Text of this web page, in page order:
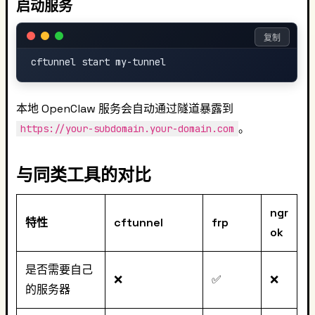
启动服务
复制
本地 OpenClaw 服务会自动通过隧道暴露到
https://your-subdomain.your-domain.com 。
与同类工具的对比
特性 cftunnel frp
ngr
ok
是否需要自己
的服务器
❌ ✅ ❌